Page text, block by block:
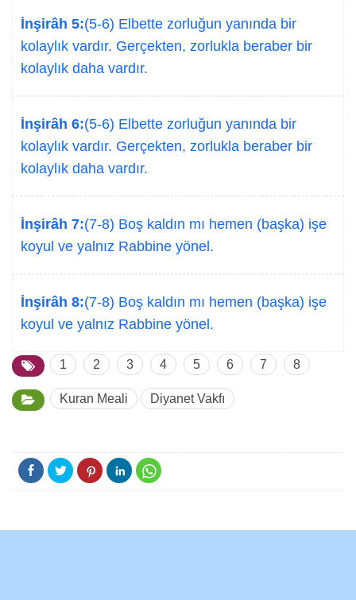
İnşirâh 5:(5-6) Elbette zorluğun yanında bir
kolaylık vardır. Gerçekten, zorlukla beraber bir
kolaylık daha vardır.
İnşirâh 6:(5-6) Elbette zorluğun yanında bir
kolaylık vardır. Gerçekten, zorlukla beraber bir
kolaylık daha vardır.
İnşirâh 7:(7-8) Boş kaldın mı hemen (başka) işe
koyul ve yalnız Rabbine yönel.
İnşirâh 8:(7-8) Boş kaldın mı hemen (başka) işe
koyul ve yalnız Rabbine yönel.
1 2 3 4 5 6 7 8
Kuran Meali Diyanet Vakfı